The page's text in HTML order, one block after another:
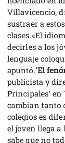
Villavicencio,
sustraer a
clases.«El
decirles a los
lenguaje
apuntó.'El
publicista y
Principales' en
cambian tanto
colegios es
el joven llega
sabe que no